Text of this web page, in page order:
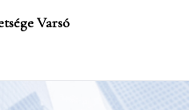
Varsó